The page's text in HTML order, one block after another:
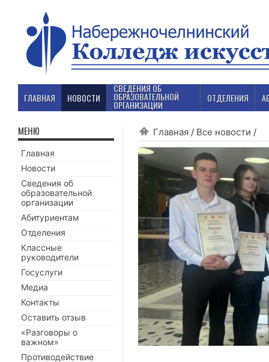
ГЛАВНАЯ НОВОСТИ
СВЕДЕНИЯ ОБ
ОБРАЗОВАТЕЛЬНОЙ
ОРГАНИЗАЦИИ
ОТДЕЛЕНИЯ
Главная / Все новости /
МЕНЮ
Главная
Новости
Сведения об
образовательной
организации
Абитуриентам
Отделения
Классные
руководители
Госуслуги
Медиа
Контакты
Оставить отзыв
«Разговоры о
важном»
Противодействие